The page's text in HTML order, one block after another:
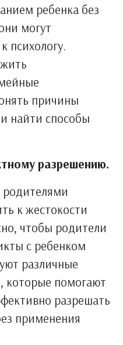
ребенка без
могут
психологу.
причины
найти способы
разрешению.
к жестокости
чтобы родители
с ребенком
различные
которые помогают
разрешать
применения